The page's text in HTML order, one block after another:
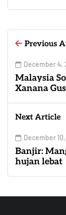
Previous
December 4,
Malaysia
Xanana
Next Article
December
Banjir:
hujan lebat